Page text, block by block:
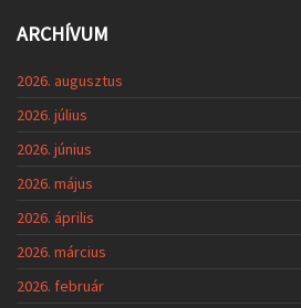
ARCHÍVUM
2026. augusztus
2026. július
2026. június
2026. május
2026. április
2026. március
2026. február